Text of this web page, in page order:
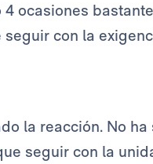
ocasiones
con la
la reacción. No
seguir con la